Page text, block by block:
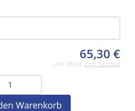
65,30 €
inkl. MwSt. zzgl. Versand